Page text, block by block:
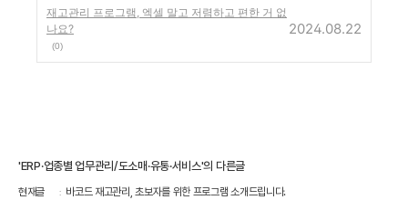
재고관리 프로그램, 엑셀 말고 저렴하고 편한 거 없
나요?
(0)
2024.08.22
'ERP·업종별 업무관리/도소매·유통·서비스'의 다른글
현재글 바코드 재고관리, 초보자를 위한 프로그램 소개드립니다.